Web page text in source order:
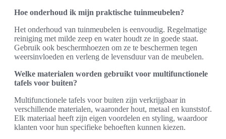
Hoe onderhoud ik mijn praktische tuinmeubelen?
Het onderhoud van tuinmeubelen is eenvoudig. Regelmatige
reiniging met milde zeep en water houdt ze in goede staat.
Gebruik ook beschermhoezen om ze te beschermen tegen
weersinvloeden en verleng de levensduur van de meubelen.
Welke materialen worden gebruikt voor multifunctionele
tafels voor buiten?
Multifunctionele tafels voor buiten zijn verkrijgbaar in
verschillende materialen, waaronder hout, metaal en kunststof.
Elk materiaal heeft zijn eigen voordelen en styling, waardoor
klanten voor hun specifieke behoeften kunnen kiezen.